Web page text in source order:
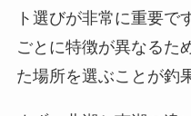
ト選びが非常に重要で
ごとに特徴が異なるた
た場所を選ぶことが釣